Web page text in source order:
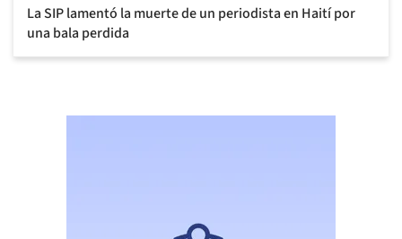
La SIP lamentó la muerte de un periodista en Haití por
una bala perdida